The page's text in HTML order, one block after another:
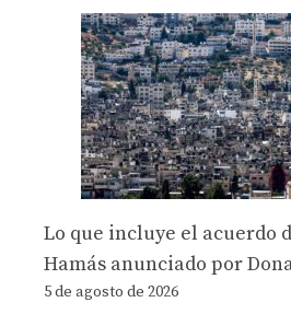
Lo que incluye el acuerdo
Hamás anunciado por
5 de agosto de 2026